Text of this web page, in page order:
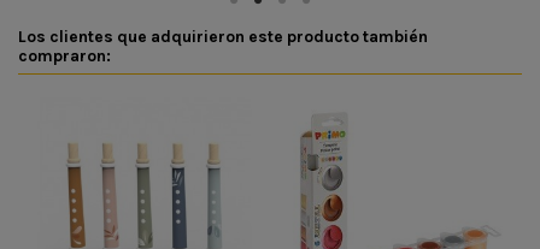
Los clientes que adquirieron este producto también
compraron: